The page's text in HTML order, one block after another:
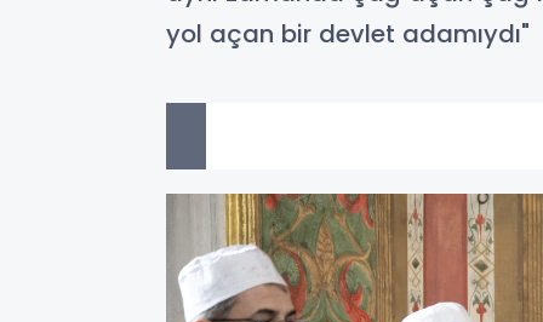
yol açan bir devlet adamıydı"